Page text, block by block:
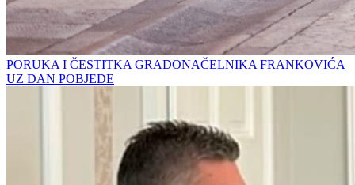
PORUKA I ČESTITKA GRADONAČELNIKA FRANKOVIĆA
UZ DAN POBJEDE